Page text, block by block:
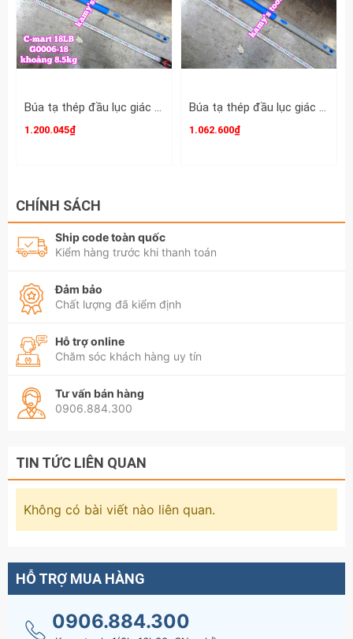
Búa thép đầu lục giác cán gỗ 4LB Crossman 68-
404,
Kích thước đầu búa 44x130mm
Đặc Điểm Nổi Bật Của Sản Phẩm
sứt mẻ, biến dạng khi va đập mạnh. Thiết kế dạng đầu
chính xác tại điểm tiếp xúc.
liệu gỗ tự nhiên dẻo dai, thớ gỗ thẳng, được chà nhám
nhẵn mịn và phủ lớp bảo vệ chống ẩm mốc. Cán gỗ
trạng tê mỏi tay cho người thợ khi làm việc liên tục.
Liên kết nêm chắc chắn: Đầu búa và cán được liên kết
định hình bằng công nghệ đóng nêm áp lực cao chống
xoay, chống tuột đầu búa, đảm bảo an toàn tuyệt đối
Hướng Dẫn Sử Dụng & Bảo Quản Đúng Cách
Tư thế chuẩn kỹ thuật: Khi đóng hoặc đập, hãy đảm bảo
bề mặt đầu búa tiếp xúc vuông góc với vật liệu để lực
truyền xuống đạt hiệu quả cao nhất và tránh trượt tay.
của mối nối giữa đầu và cán trước khi thao tác cường
độ cao.
Bảo quản cán gỗ: Tránh ngâm búa trong nước hoặc để
ở môi trường có độ ẩm quá cao trong thời gian dài để
Búa tạ thép đầu lục giác cán cao su C-mart 18LB G0006-18 dài khoảng 900mm
1.200.045₫
Búa tạ thép đầu lục giác cán cao su C-mart 16LB G0006-16 dài khoảng 900mm
1.062.600₫
CHÍNH SÁCH
Ship code toàn quốc
Kiểm hàng trước khi thanh toán
Đảm bảo
Chất lượng đã kiểm định
Hỗ trợ online
Chăm sóc khách hàng uy tín
Tư vấn bán hàng
0906.884.300
TIN TỨC LIÊN QUAN
Không có bài viết nào liên quan.
HỖ TRỢ MUA HÀNG
0906.884.300